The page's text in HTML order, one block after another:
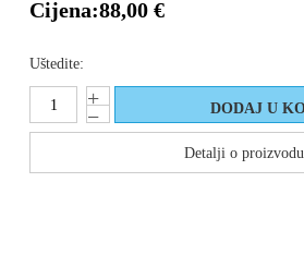
Cijena:88,00 €
Uštedite:
Detalji o proizvodu